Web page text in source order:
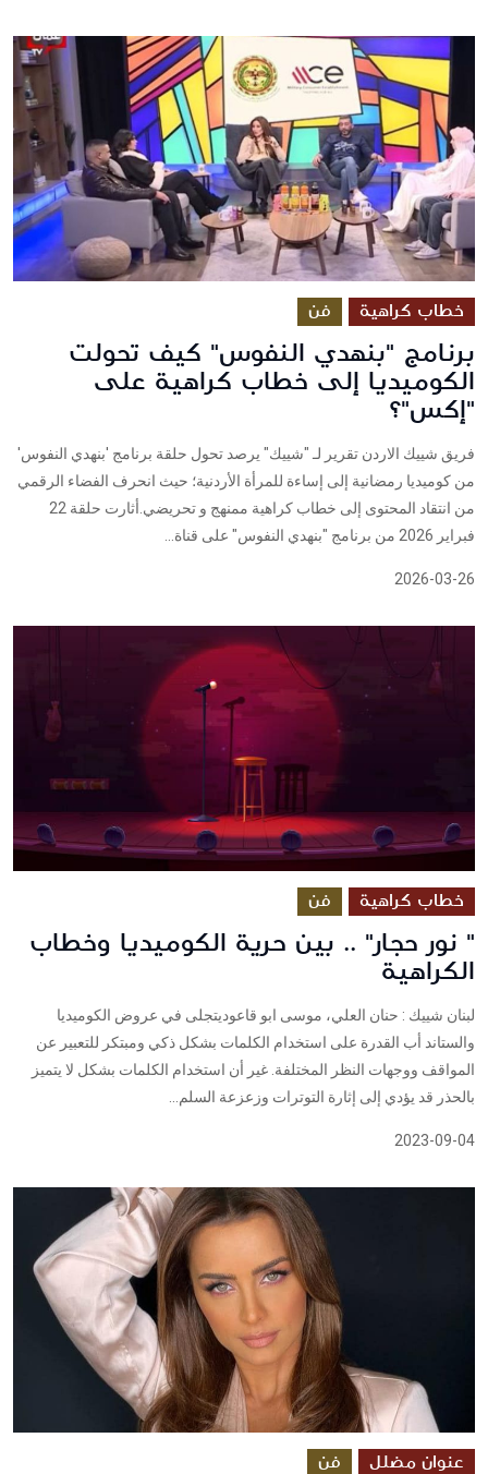
خطاب كراهية فن
برنامج "بنهدي النفوس" كيف تحولت
الكوميديا إلى خطاب كراهية على
"إكس"؟
فريق شييك الاردن تقرير لـ "شييك" يرصد تحول حلقة برنامج 'بنهدي النفوس'
من كوميديا رمضانية إلى إساءة للمرأة الأردنية؛ حيث انحرف الفضاء الرقمي
من انتقاد المحتوى إلى خطاب كراهية ممنهج و تحريضي.أثارت حلقة 22
فبراير 2026 من برنامج "بنهدي النفوس" على قناة...
2026-03-26
خطاب كراهية فن
" نور حجار" .. بين حرية الكوميديا وخطاب
الكراهية
لبنان شييك : حنان العلي، موسى ابو قاعوديتجلى في عروض الكوميديا
والستاند أب القدرة على استخدام الكلمات بشكل ذكي ومبتكر للتعبير عن
المواقف ووجهات النظر المختلفة. غير أن استخدام الكلمات بشكل لا يتميز
بالحذر قد يؤدي إلى إثارة التوترات وزعزعة السلم...
2023-09-04
عنوان مضلل فن